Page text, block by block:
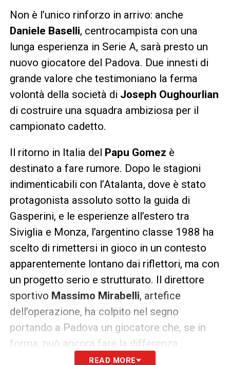
Non è l’unico rinforzo in arrivo: anche
Daniele Baselli, centrocampista con una
lunga esperienza in Serie A, sarà presto un
nuovo giocatore del Padova. Due innesti di
grande valore che testimoniano la ferma
volontà della società di Joseph Oughourlian
di costruire una squadra ambiziosa per il
campionato cadetto.
Il ritorno in Italia del Papu Gomez è
destinato a fare rumore. Dopo le stagioni
indimenticabili con l’Atalanta, dove è stato
protagonista assoluto sotto la guida di
Gasperini, e le esperienze all’estero tra
Siviglia e Monza, l’argentino classe 1988 ha
scelto di rimettersi in gioco in un contesto
apparentemente lontano dai riflettori, ma con
un progetto serio e strutturato. Il direttore
sportivo Massimo Mirabelli, artefice
dell’operazione, ha colpito nel segno
portando a Padova un giocatore che, se in
forma, può ancora fare la differenza.
READ MORE